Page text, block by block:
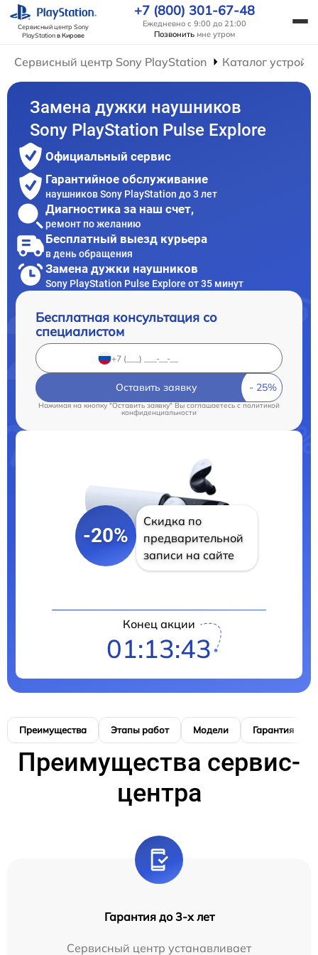
Сервисный центр Sony
PlayStationв Кирове
+7 (800) 301-67-48
Ежедневно с 9:00 до 21:00
Позвонить мне утром
Сервисный центр Sony PlayStation Каталог
Замена дужки наушников
Sony PlayStation Pulse Explore
Официальный сервис
Гарантийное обслуживание
наушников Sony PlayStation до 3 лет
Диагностика за наш счет,
ремонт по желанию
Бесплатный выезд курьера
в день обращения
Замена дужки наушников
Sony PlayStation Pulse Explore от 35 минут
Бесплатная консультация со
специалистом
Оставить заявку
Нажимая на кнопку "Оставить заявку" Вы соглашаетесь cполитикой
конфиденциальности
-20%
Скидка по
предварительной
записи на сайте
Конец акции
01:13:42
Преимущества Этапы работ Модели Гарантия
Преимущества сервис-
центра
Гарантия до 3-х лет
Сервисный центр устанавливает